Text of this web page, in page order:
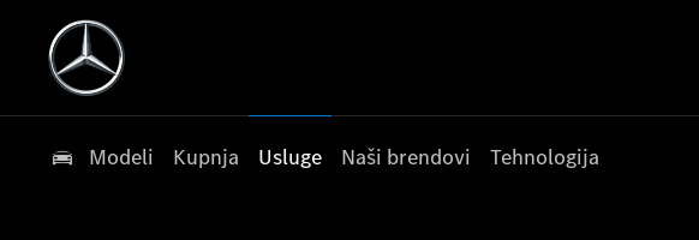
Modeli Kupnja Usluge Naši brendovi Tehnologija